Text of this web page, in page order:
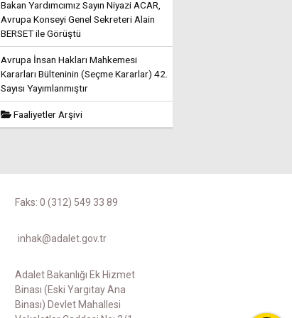
Bakan Yardımcımız Sayın Niyazi ACAR,
Avrupa Konseyi Genel Sekreteri Alain
BERSET ile Görüştü
Avrupa İnsan Hakları Mahkemesi
Kararları Bülteninin (Seçme Kararlar) 42.
Sayısı Yayımlanmıştır
Faaliyetler Arşivi
Faks: 0 (312) 549 33 89
inhak@adalet.gov.tr
Adalet Bakanlığı Ek Hizmet
Binası (Eski Yargıtay Ana
Binası) Devlet Mahallesi